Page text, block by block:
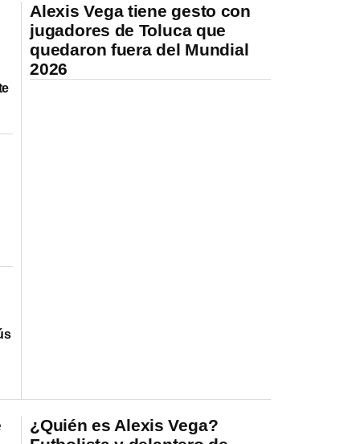
Alexis Vega tiene gesto con
jugadores de Toluca que
quedaron fuera del Mundial
2026
¿Quién es Alexis Vega?